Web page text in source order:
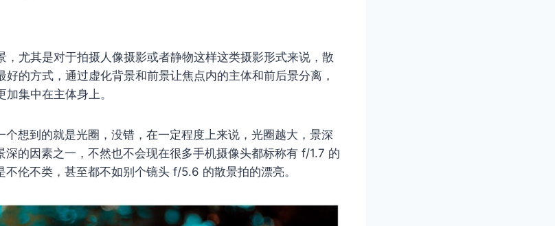
，尤其是对于拍摄人像摄影或者静物这样这类摄影形式来说，散
好的方式，通过虚化背景和前景让焦点内的主体和前后景分离，
集中在主体身上。
想到的就是光圈，没错，在一定程度上来说，光圈越大，景深
深的因素之一，不然也不会现在很多手机摄像头都标称有 f/1.7 的
伦不类，甚至都不如别个镜头 f/5.6 的散景拍的漂亮。